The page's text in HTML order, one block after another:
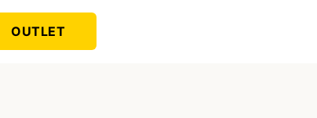
OUTLET